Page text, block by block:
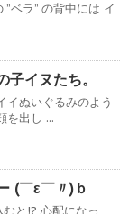
ベラ” の背中には イ
イヌたち。
イぬいぐるみのよう
を出し ...
(￣ε￣〃)ｂ